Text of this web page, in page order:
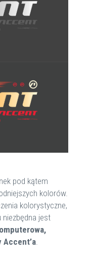
pod kątem
kolorów.
kolorystyczne,
niezbędna jest
Accent’a.